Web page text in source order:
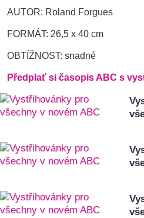
AUTOR: Roland Forgues
FORMÁT: 26,5 x 40 cm
OBTÍŽNOST: snadné
Předplať si časopis ABC s